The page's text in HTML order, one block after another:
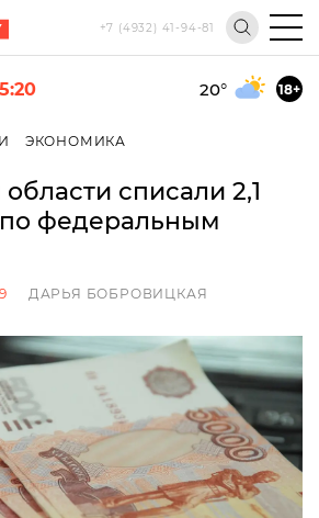
+7 (4932) 41-94-81
20° 18+
ЭКОНОМИКА
списали 2,1
федеральным
ДАРЬЯ БОБРОВИЦКАЯ